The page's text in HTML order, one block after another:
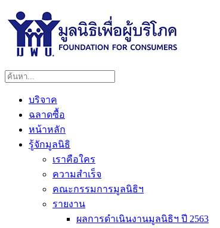
บริจาค
ฉลาดซื้อ
หน้าหลัก
รู้จักมูลนิธิ
เราคือใคร
ความสำเร็จ
คณะกรรมการมูลนิธิฯ
รายงาน
ผลการดำเนินงานมูลนิธิฯ ปี 2563